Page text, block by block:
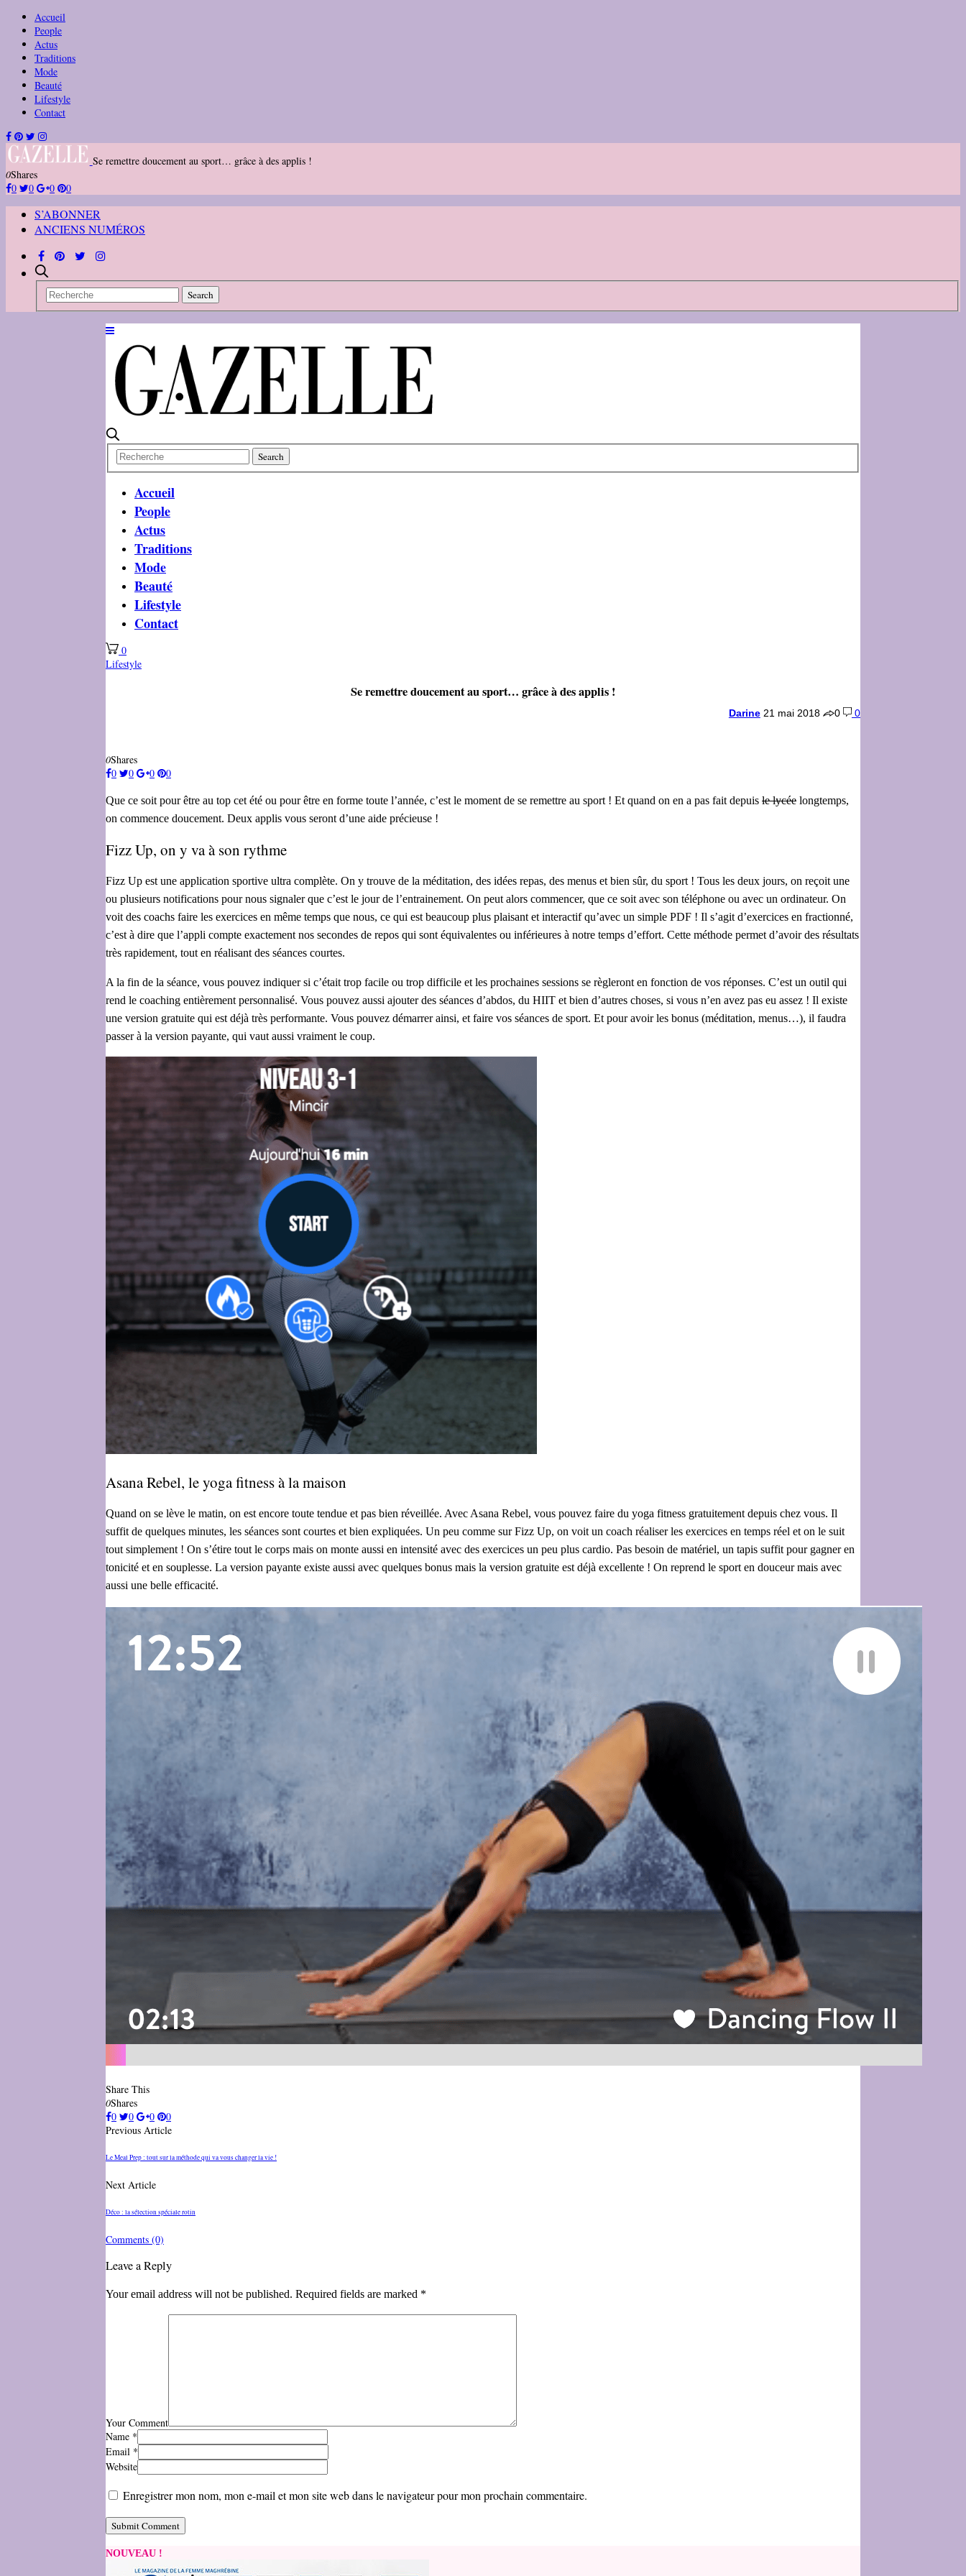
Accueil
People
Actus
Traditions
Mode
Beauté
Lifestyle
Contact
Se remettre doucement au sport… grâce à des applis !
0Shares
0
0 0 0
S’ABONNER
ANCIENS NUMÉROS
Accueil
People
Actus
Traditions
Mode
Beauté
Lifestyle
Contact
0
Lifestyle
Se remettre doucement au sport… grâce à des applis !
Darine 21 mai 2018 0 0
0Shares
0
0 0 0
Que ce soit pour être au top cet été ou pour être en forme toute l’année, c’est le moment de se remettre au sport ! Et quand on en a pas fait depuis le lycée longtemps,
on commence doucement. Deux applis vous seront d’une aide précieuse !
Fizz Up, on y va à son rythme
Fizz Up est une application sportive ultra complète. On y trouve de la méditation, des idées repas, des menus et bien sûr, du sport ! Tous les deux jours, on reçoit une
ou plusieurs notifications pour nous signaler que c’est le jour de l’entrainement. On peut alors commencer, que ce soit avec son téléphone ou avec un ordinateur. On
voit des coachs faire les exercices en même temps que nous, ce qui est beaucoup plus plaisant et interactif qu’avec un simple PDF ! Il s’agit d’exercices en fractionné,
c’est à dire que l’appli compte exactement nos secondes de repos qui sont équivalentes ou inférieures à notre temps d’effort. Cette méthode permet d’avoir des résultats
très rapidement, tout en réalisant des séances courtes.
A la fin de la séance, vous pouvez indiquer si c’était trop facile ou trop difficile et les prochaines sessions se règleront en fonction de vos réponses. C’est un outil qui
rend le coaching entièrement personnalisé. Vous pouvez aussi ajouter des séances d’abdos, du HIIT et bien d’autres choses, si vous n’en avez pas eu assez ! Il existe
une version gratuite qui est déjà très performante. Vous pouvez démarrer ainsi, et faire vos séances de sport. Et pour avoir les bonus (méditation, menus…), il faudra
passer à la version payante, qui vaut aussi vraiment le coup.
Asana Rebel, le yoga fitness à la maison
Quand on se lève le matin, on est encore toute tendue et pas bien réveillée. Avec Asana Rebel, vous pouvez faire du yoga fitness gratuitement depuis chez vous. Il
suffit de quelques minutes, les séances sont courtes et bien expliquées. Un peu comme sur Fizz Up, on voit un coach réaliser les exercices en temps réel et on le suit
tout simplement ! On s’étire tout le corps mais on monte aussi en intensité avec des exercices un peu plus cardio. Pas besoin de matériel, un tapis suffit pour gagner en
tonicité et en souplesse. La version payante existe aussi avec quelques bonus mais la version gratuite est déjà excellente ! On reprend le sport en douceur mais avec
aussi une belle efficacité.
Share This
0Shares
0
0 0
0
Previous Article
Le Meal Prep : tout sur la méthode qui va vous changer la vie !
Next Article
Déco : la sélection spéciale rotin
Comments (0)
Leave a Reply
Your email address will not be published. Required fields are marked *
Your Comment
Name *
Email *
Website
Enregistrer mon nom, mon e-mail et mon site web dans le navigateur pour mon prochain commentaire.
NOUVEAU !